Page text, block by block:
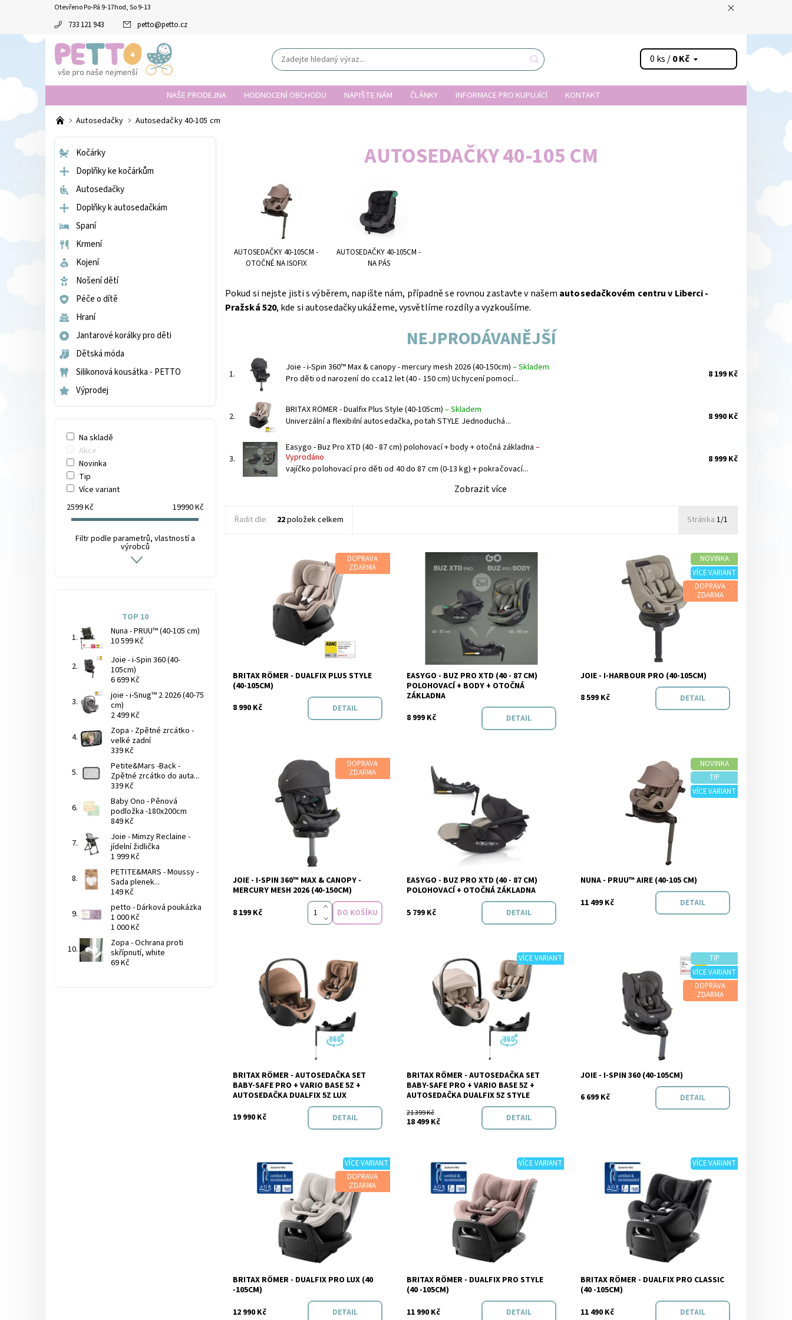
Otevřeno Po-Pá 9-17hod, So 9-13
733 121 943 petto@petto.cz
0 ks /0 Kč
NAŠE PRODEJNA HODNOCENÍ OBCHODU NAPIŠTE NÁM ČLÁNKY INFORMACE PRO KUPUJÍCÍ KONTAKT
Autosedačky Autosedačky 40-105 cm
AUTOSEDAČKY 40-105 CM
AUTOSEDAČKY 40-105CM -
OTOČNÉ NA ISOFIX
AUTOSEDAČKY 40-105CM -
NA PÁS
Pokud si nejste jisti s výběrem, napište nám, případně se rovnou zastavte v našem autosedačkovém centru v Liberci -
Pražská 520, kde si autosedačky ukážeme, vysvětlíme rozdíly a vyzkoušíme.
NEJPRODÁVANĚJŠÍ
1.
Joie - i-Spin 360™ Max & canopy - mercury mesh 2026 (40-150cm) –Skladem
Pro děti od narození do cca12 let (40 - 150 cm) Uchycení pomocí...
8 199 Kč
2.
BRITAX RÖMER - Dualfix Plus Style (40-105cm) –Skladem
Univerzální a flexibilní autosedačka, potah STYLE Jednoduchá...
8 990 Kč
3.
Easygo - Buz Pro XTD (40 - 87 cm) polohovací + body + otočná základna –
Vyprodáno
vajíčko polohovací pro děti od 40 do 87 cm (0-13 kg) + pokračovací...
8 999 Kč
Zobrazit více
Řadit dle: 22položek celkem Stránka 1/1
DOPRAVA
ZDARMA
Skladem
Značka: BRITAX RÖMER
BRITAX RÖMER - DUALFIX PLUS STYLE
(40-105CM)
8 990 Kč
DETAIL
Vyprodáno
Značka: Easy Go
EASYGO - BUZ PRO XTD (40 - 87 CM)
POLOHOVACÍ + BODY + OTOČNÁ
ZÁKLADNA
8 999 Kč
DETAIL
NOVINKA
VÍCE VARIANT
DOPRAVA
ZDARMA
Skladem
Značka: Joie
JOIE - I-HARBOUR PRO (40-105CM)
8 599 Kč
DETAIL
DOPRAVA
ZDARMA
Skladem
Značka: Joie
JOIE - I-SPIN 360™ MAX & CANOPY -
MERCURY MESH 2026 (40-150CM)
8 199 Kč
Dostupnost:
Značka: Easy Go
EASYGO - BUZ PRO XTD (40 - 87 CM)
POLOHOVACÍ + OTOČNÁ ZÁKLADNA
5 799 Kč
DETAIL
NOVINKA
TIP
VÍCE VARIANT
Skladem
Značka: Nuna
NUNA - PRUU™ AIRE (40-105 CM)
11 499 Kč
DETAIL
Do 3 dnů v e-shopu
BRITAX RÖMER - AUTOSEDAČKA SET
BABY-SAFE PRO + VARIO BASE 5Z +
AUTOSEDAČKA DUALFIX 5Z LUX
19 990 Kč
DETAIL
VÍCE VARIANT
Dostupnost: Do 3 dnů v e-shopu
Značka: BRITAX RÖMER
BRITAX RÖMER - AUTOSEDAČKA SET
BABY-SAFE PRO + VARIO BASE 5Z +
AUTOSEDAČKA DUALFIX 5Z STYLE
21 399 Kč
18 499 Kč DETAIL
TIP
VÍCE VARIANT
DOPRAVA
ZDARMA
Skladem
Značka: Joie
JOIE - I-SPIN 360 (40-105CM)
6 699 Kč
DETAIL
VÍCE VARIANT
DOPRAVA
ZDARMA
Dostupnost: Skladem
Značka: BRITAX RÖMER
BRITAX RÖMER - DUALFIX PRO LUX (40
-105CM)
12 990 Kč
DETAIL
VÍCE VARIANT
Dostupnost: Skladem
Značka: BRITAX RÖMER
BRITAX RÖMER - DUALFIX PRO STYLE
(40 -105CM)
11 990 Kč
DETAIL
VÍCE VARIANT
Dostupnost: Skladem
Značka: BRITAX RÖMER
BRITAX RÖMER - DUALFIX PRO CLASSIC
(40 -105CM)
11 490 Kč
DETAIL
Kočárky
Doplňky ke kočárkům
Autosedačky
Doplňky k autosedačkám
Spaní
Krmení
Kojení
Nošení dětí
Péče o dítě
Hraní
Jantarové korálky pro děti
Dětská móda
Silikonová kousátka - PETTO
Výprodej
Na skladě
Akce
Novinka
Tip
Více variant
2599Kč 19990Kč
Filtr podle parametrů, vlastností a
výrobců
TOP 10
Nuna - PRUU™ (40-105 cm)
10 599 Kč
Joie - i-Spin 360 (40-
105cm)
6 699 Kč
joie - i-Snug™ 2 2026 (40-75
cm)
2 499 Kč
Zopa - Zpětné zrcátko -
velké zadní
339 Kč
Petite&Mars -Back -
Zpětné zrcátko do auta...
339 Kč
Baby Ono - Pěnová
podložka -180x200cm
849 Kč
Joie - Mimzy Reclaine -
jídelní židlička
1 999 Kč
PETITE&MARS - Moussy -
Sada plenek...
149 Kč
petto - Dárková poukázka
1 000 Kč
1 000 Kč
Zopa - Ochrana proti
skřípnutí, white
69 Kč